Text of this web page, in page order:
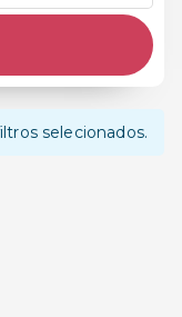
selecionados.